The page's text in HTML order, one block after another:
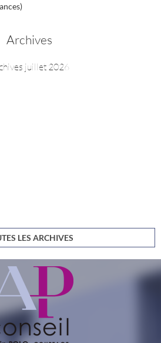
Archives
juillet 2026
LES ARCHIVES